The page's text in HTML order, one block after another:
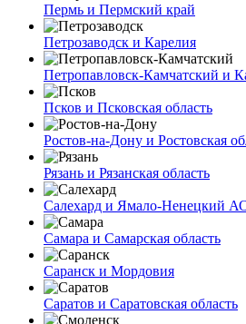
Пермь и Пермский край
Петрозаводск и Карелия
Петропавловск-Камчатский и
Псков и Псковская область
Ростов-на-Дону и Ростовская
Рязань и Рязанская область
Салехард и Ямало-Ненецкий
Самара и Самарская область
Саранск и Мордовия
Саратов и Саратовская область